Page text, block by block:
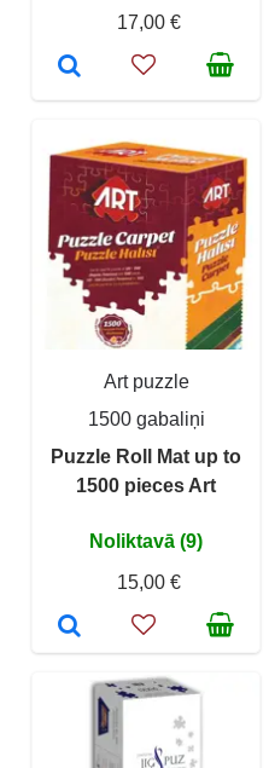
17,00 €
Art puzzle
1500 gabaliņi
Puzzle Roll Mat up to
1500 pieces Art
Noliktavā (9)
15,00 €